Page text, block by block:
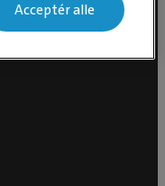
Acceptér alle